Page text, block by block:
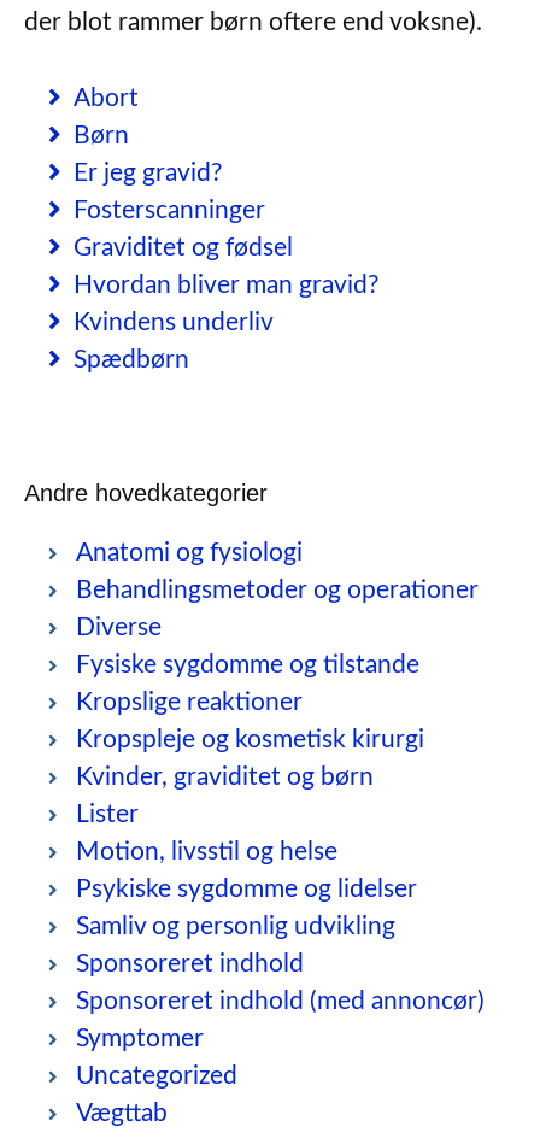
der blot rammer børn oftere end voksne).
Abort
Børn
Er jeg gravid?
Fosterscanninger
Graviditet og fødsel
Hvordan bliver man gravid?
Kvindens underliv
Spædbørn
Andre hovedkategorier
Anatomi og fysiologi
Behandlingsmetoder og operationer
Diverse
Fysiske sygdomme og tilstande
Kropslige reaktioner
Kropspleje og kosmetisk kirurgi
Kvinder, graviditet og børn
Lister
Motion, livsstil og helse
Psykiske sygdomme og lidelser
Samliv og personlig udvikling
Sponsoreret indhold
Sponsoreret indhold (med annoncør)
Symptomer
Uncategorized
Vægttab